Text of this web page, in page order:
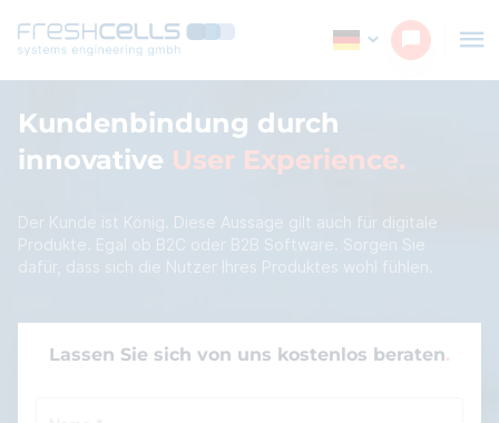
Kundenbindung durch
innovative User Experience
Der Kunde ist König. Diese Aussage gilt auch für digitale
Produkte. Egal ob B2C oder B2B Software. Sorgen Sie
dafür, dass sich die Nutzer Ihres Produktes wohl fühlen.
Lassen Sie sich von uns kostenlos beraten